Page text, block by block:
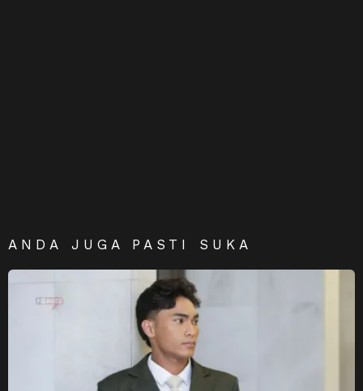
ANDA JUGA PASTI SUKA